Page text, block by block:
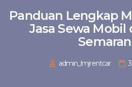
Panduan Lengkap
Jasa Sewa Mobil
admin_lmjrentcar